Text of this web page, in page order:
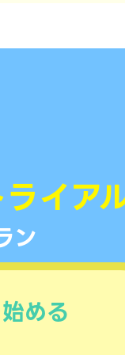
イア
ン
始める